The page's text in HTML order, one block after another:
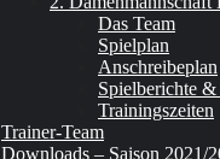
Das Team
Spielplan
Anschreibeplan
Spielberichte
Trainingszeiten
Trainer-Team
Downloads – Saison 2021/